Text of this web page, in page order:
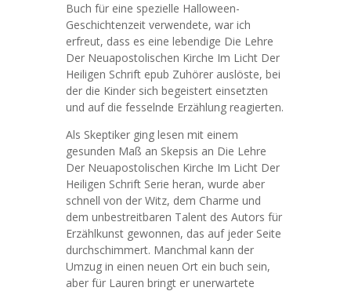
Buch für eine spezielle Halloween-
Geschichtenzeit verwendete, war ich
erfreut, dass es eine lebendige Die Lehre
Der Neuapostolischen Kirche Im Licht Der
Heiligen Schrift epub Zuhörer auslöste, bei
der die Kinder sich begeistert einsetzten
und auf die fesselnde Erzählung reagierten.
Als Skeptiker ging lesen mit einem
gesunden Maß an Skepsis an Die Lehre
Der Neuapostolischen Kirche Im Licht Der
Heiligen Schrift Serie heran, wurde aber
schnell von der Witz, dem Charme und
dem unbestreitbaren Talent des Autors für
Erzählkunst gewonnen, das auf jeder Seite
durchschimmert. Manchmal kann der
Umzug in einen neuen Ort ein buch sein,
aber für Lauren bringt er unerwartete